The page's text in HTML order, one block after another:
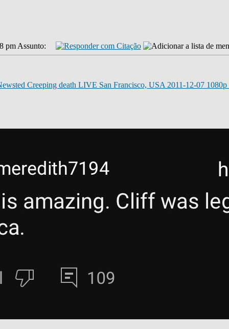
pm Assunto:
Creeping death LIVE San Francisco, USA 2011-12-07